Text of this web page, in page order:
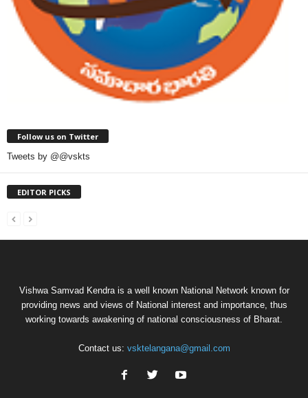
Follow us on Twitter
Tweets by @@vskts
EDITOR PICKS
Vishwa Samvad Kendra is a well known National Network known for
providing news and views of National interest and importance, thus
working towards awakening of national consciousness of Bharat.
Contact us: vsktelangana@gmail.com